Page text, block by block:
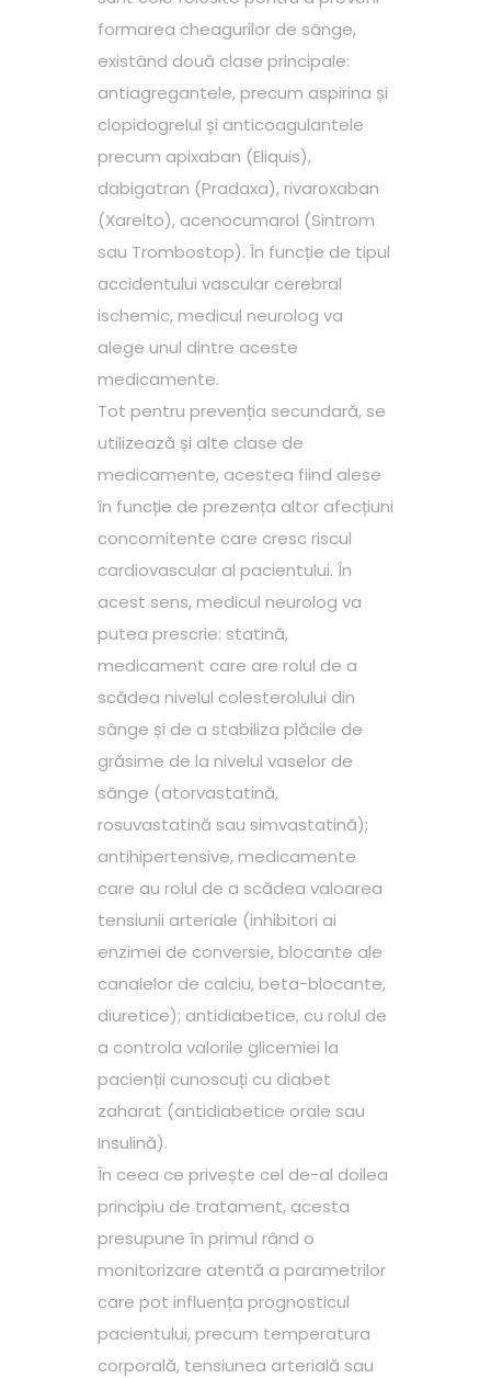
formarea cheagurilor de sânge,
existând două clase principale:
antiagregantele, precum aspirina și
clopidogrelul și anticoagulantele
precum apixaban (Eliquis),
dabigatran (Pradaxa), rivaroxaban
(Xarelto), acenocumarol (Sintrom
sau Trombostop). În funcție de tipul
accidentului vascular cerebral
ischemic, medicul neurolog va
alege unul dintre aceste
medicamente.
Tot pentru prevenția secundară, se
utilizează și alte clase de
medicamente, acestea fiind alese
în funcție de prezența altor afecțiuni
concomitente care cresc riscul
cardiovascular al pacientului. În
acest sens, medicul neurolog va
putea prescrie: statină,
medicament care are rolul de a
scădea nivelul colesterolului din
sânge și de a stabiliza plăcile de
grăsime de la nivelul vaselor de
sânge (atorvastatină,
rosuvastatină sau simvastatină);
antihipertensive, medicamente
care au rolul de a scădea valoarea
tensiunii arteriale (inhibitori ai
enzimei de conversie, blocante ale
canalelor de calciu, beta-blocante,
diuretice); antidiabetice, cu rolul de
a controla valorile glicemiei la
pacienții cunoscuți cu diabet
zaharat (antidiabetice orale sau
Insulină).
În ceea ce privește cel de-al doilea
principiu de tratament, acesta
presupune în primul rând o
monitorizare atentă a parametrilor
care pot influența prognosticul
pacientului, precum temperatura
corporală, tensiunea arterială sau